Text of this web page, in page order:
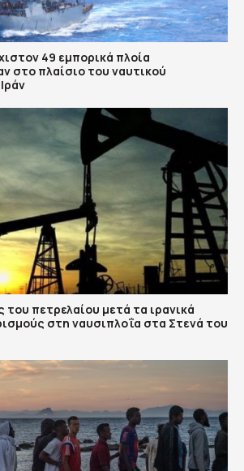
49 εμπορικά πλοία
στο πλαίσιο του ναυτικού
του πετρελαίου μετά τα ιρανικά
στη ναυσιπλοΐα στα Στενά του